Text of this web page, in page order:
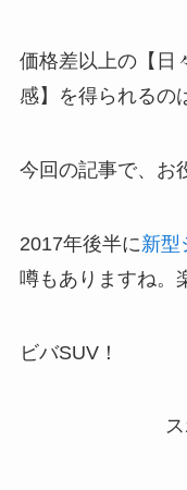
価格差以上の【日
感】を得られるの
今回の記事で、お
2017年後半に新型
噂もありますね。
ビバSUV！